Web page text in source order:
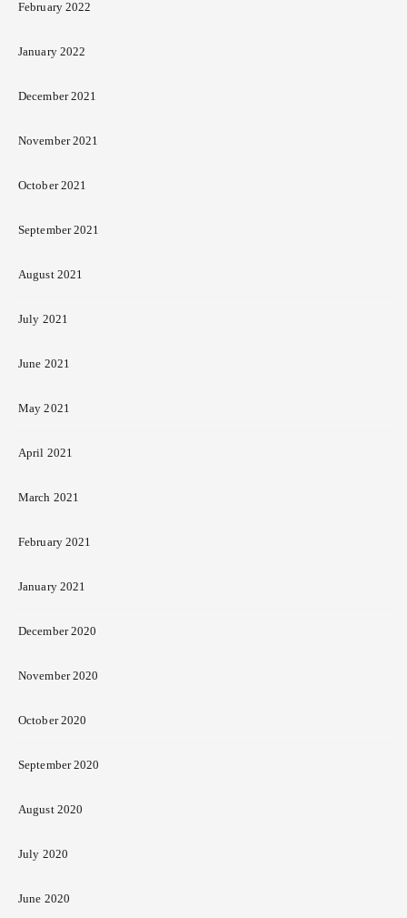
February 2022
January 2022
December 2021
November 2021
October 2021
September 2021
August 2021
July 2021
June 2021
May 2021
April 2021
March 2021
February 2021
January 2021
December 2020
November 2020
October 2020
September 2020
August 2020
July 2020
June 2020